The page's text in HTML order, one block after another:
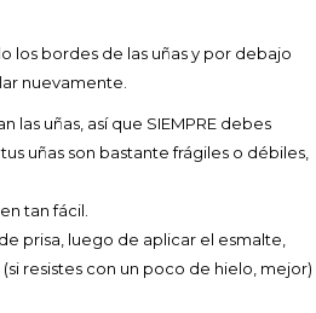
los bordes de las uñas y por debajo
nuevamente.
uñas, así que SIEMPRE debes
uñas son bastante frágiles o débiles,
tan fácil.
prisa, luego de aplicar el esmalte,
resistes con un poco de hielo, mejor)